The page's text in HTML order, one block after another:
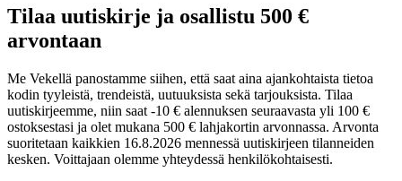
Tilaa uutiskirje ja osallistu 500 €
arvontaan
Me Vekellä panostamme siihen, että saat aina ajankohtaista tietoa
kodin tyyleistä, trendeistä, uutuuksista sekä tarjouksista. Tilaa
uutiskirjeemme, niin saat -10 € alennuksen seuraavasta yli 100 €
ostoksestasi ja olet mukana 500 € lahjakortin arvonnassa. Arvonta
suoritetaan kaikkien 16.8.2026 mennessä uutiskirjeen tilanneiden
kesken. Voittajaan olemme yhteydessä henkilökohtaisesti.